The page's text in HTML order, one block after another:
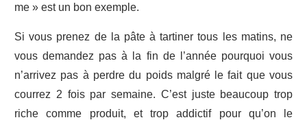
me » est un bon exemple.
Si vous prenez de la pâte à tartiner tous les matins, ne
vous demandez pas à la fin de l’année pourquoi vous
n’arrivez pas à perdre du poids malgré le fait que vous
courrez 2 fois par semaine. C’est juste beaucoup trop
riche comme produit, et trop addictif pour qu’on le